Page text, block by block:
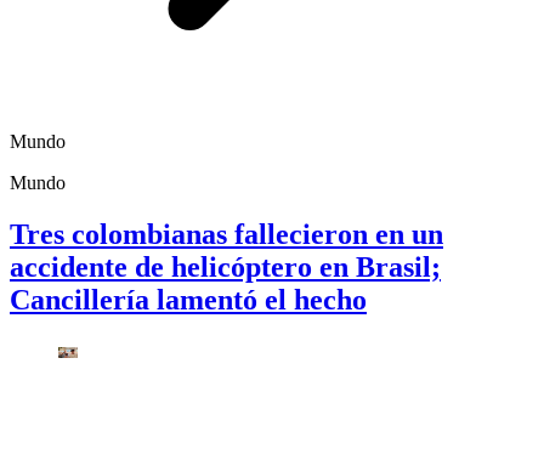
Mundo
Mundo
Tres colombianas fallecieron en un
accidente de helicóptero en Brasil;
Cancillería lamentó el hecho